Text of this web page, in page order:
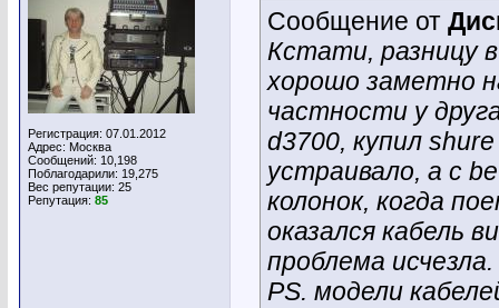
Регистрация: 07.01.2012
Адрес: Москва
Сообщений: 10,198
Поблагодарили: 19,275
Вес репутации: 25
Репутация: 85
Сообщение от
Кстати, разницу
хорошо заметно
частности у
d3700, купил
устраивало, а с
колонок, когда
оказался кабель
проблема исчезла.
PS. модели